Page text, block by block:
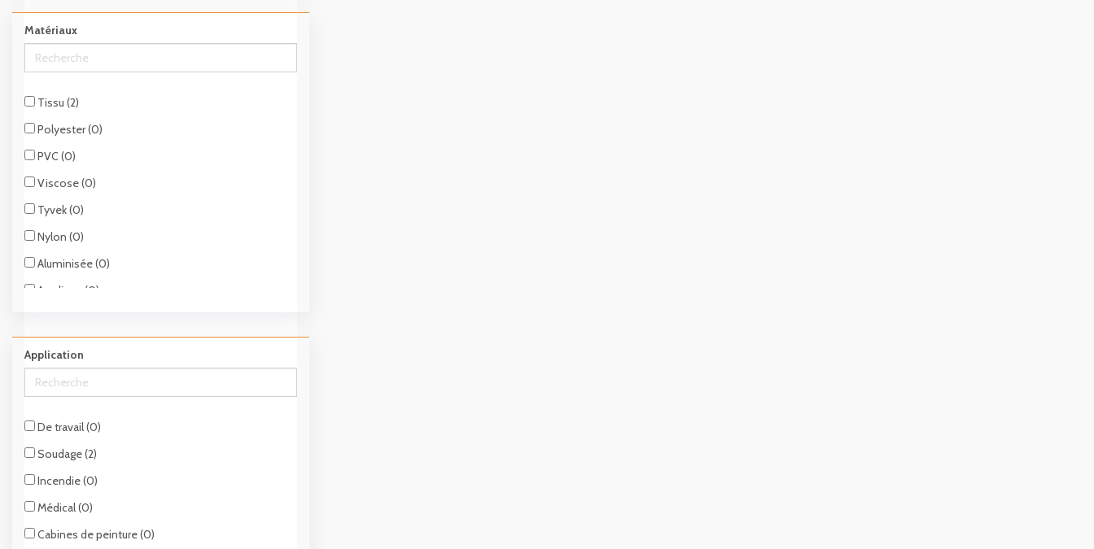
Matériaux
Tissu (2)
Polyester (0)
PVC (0)
Viscose (0)
Tyvek (0)
Nylon (0)
Aluminisée (0)
Acrylique (0)
Polyéthylène (0)
Polypropylène (0)
Polyamide (0)
Fibre antistatique (1)
Modacrylique (1)
Coton (1)
Application
De travail (0)
Soudage (2)
Incendie (0)
Médical (0)
Cabines de peinture (0)